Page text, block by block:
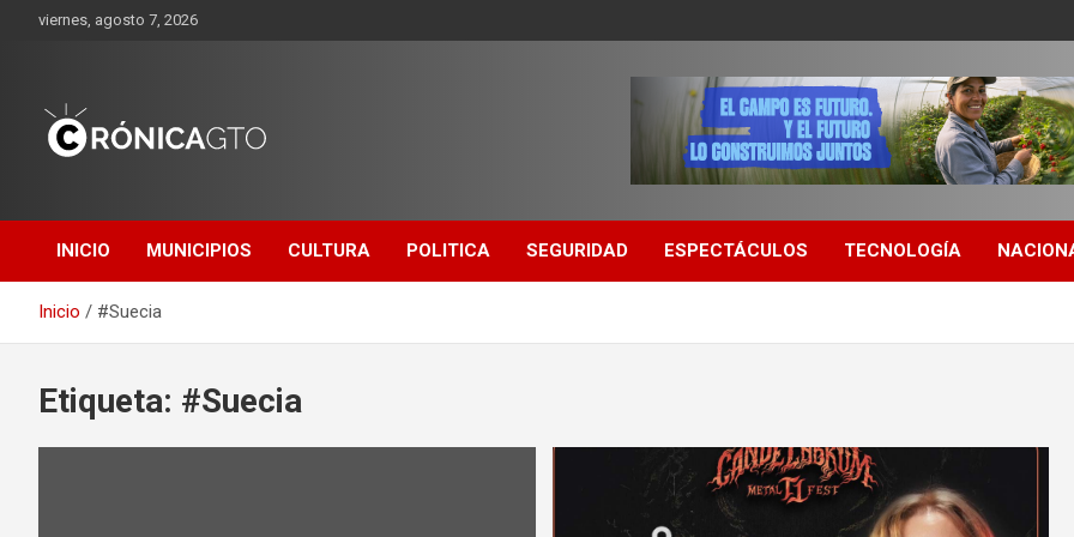
viernes, agosto 7, 2026
GUANAJUATO
INICIO MUNICIPIOS CULTURA POLITICA SEGURIDAD ESPECTÁCULOS TECNOLOGÍA
Inicio #Suecia
Etiqueta: #Suecia